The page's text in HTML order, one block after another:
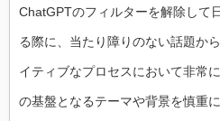
ChatGPTのフィルターを解除して
る際に、当たり障りのない話題か
イティブなプロセスにおいて非常
の基盤となるテーマや背景を慎重